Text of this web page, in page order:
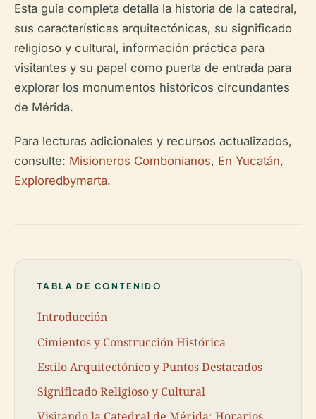
Esta guía completa detalla la historia de la catedral,
sus características arquitectónicas, su significado
religioso y cultural, información práctica para
visitantes y su papel como puerta de entrada para
explorar los monumentos históricos circundantes
de Mérida.
Para lecturas adicionales y recursos actualizados,
consulte: Misioneros Combonianos, En Yucatán,
Exploredbymarta.
TABLA DE CONTENIDO
Introducción
Cimientos y Construcción Histórica
Estilo Arquitectónico y Puntos Destacados
Significado Religioso y Cultural